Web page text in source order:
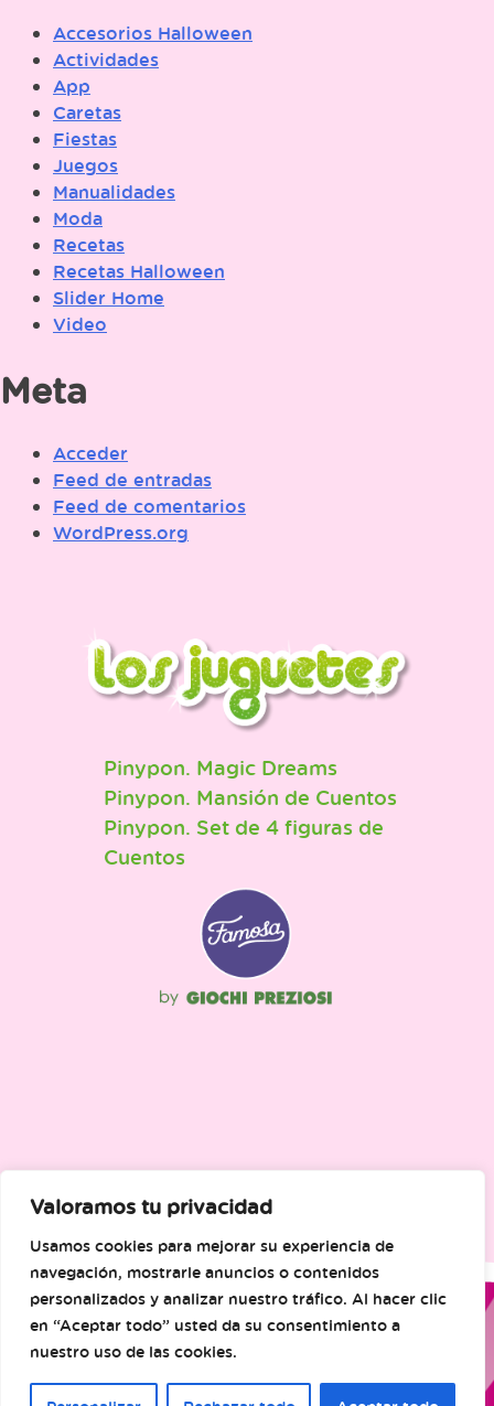
Valoramos tu privacidad
Usamos cookies para mejorar su experiencia de
navegación, mostrarle anuncios o contenidos
personalizados y analizar nuestro tráfico. Al hacer clic
en “Aceptar todo” usted da su consentimiento a
nuestro uso de las cookies.
Accesorios Halloween
Actividades
App
Caretas
Fiestas
Juegos
Manualidades
Moda
Recetas
Recetas Halloween
Slider Home
Video
Meta
Acceder
Feed de entradas
Feed de comentarios
WordPress.org
Pinypon. Magic Dreams
Pinypon. Mansión de Cuentos
Pinypon. Set de 4 figuras de
Cuentos